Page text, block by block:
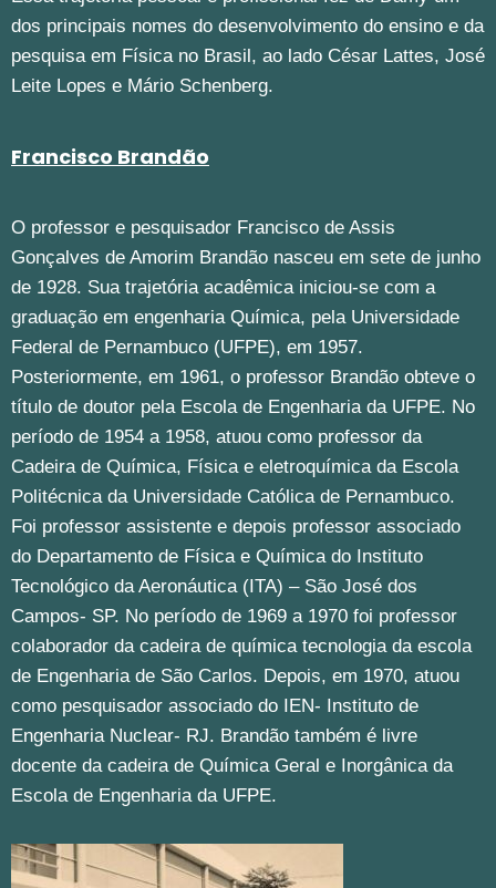
dos principais nomes do desenvolvimento do ensino e da
pesquisa em Física no Brasil, ao lado César Lattes, José
Leite Lopes e Mário Schenberg.
Francisco Brandão
O professor e pesquisador Francisco de Assis
Gonçalves de Amorim Brandão nasceu em sete de junho
de 1928. Sua trajetória acadêmica iniciou-se com a
graduação em engenharia Química, pela Universidade
Federal de Pernambuco (UFPE), em 1957.
Posteriormente, em 1961, o professor Brandão obteve o
título de doutor pela Escola de Engenharia da UFPE. No
período de 1954 a 1958, atuou como professor da
Cadeira de Química, Física e eletroquímica da Escola
Politécnica da Universidade Católica de Pernambuco.
Foi professor assistente e depois professor associado
do Departamento de Física e Química do Instituto
Tecnológico da Aeronáutica (ITA) – São José dos
Campos- SP. No período de 1969 a 1970 foi professor
colaborador da cadeira de química tecnologia da escola
de Engenharia de São Carlos. Depois, em 1970, atuou
como pesquisador associado do IEN- Instituto de
Engenharia Nuclear- RJ. Brandão também é livre
docente da cadeira de Química Geral e Inorgânica da
Escola de Engenharia da UFPE.